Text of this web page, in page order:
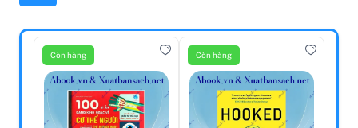
Còn hàng Còn hàng